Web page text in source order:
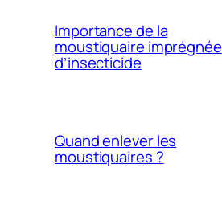
Importance de la
moustiquaire imprégnée
d’insecticide
Quand enlever les
moustiquaires ?